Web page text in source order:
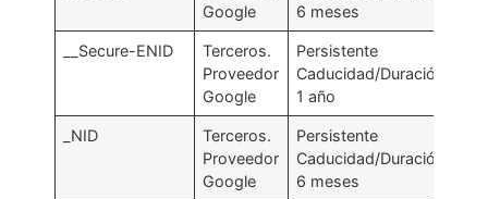
Google
6 meses
__Secure-ENID
Terceros.
Proveedor
Google
Persistente
Caducidad/Duración:
1 año
_NID
Terceros.
Proveedor
Google
Persistente
Caducidad/Duración:
6 meses